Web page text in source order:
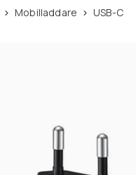
Mobilladdare USB-C